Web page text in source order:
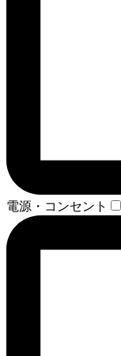
電源・コンセント